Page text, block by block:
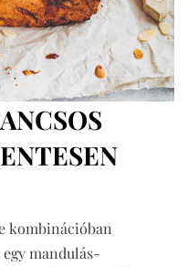
kombinációban
mandulás-